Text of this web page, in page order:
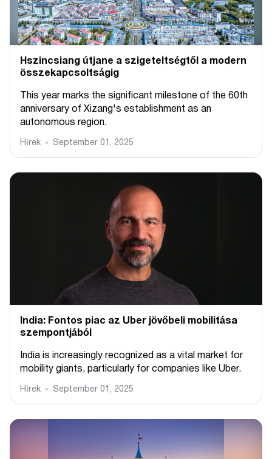
Hszincsiang útjane a szigeteltségtől a modern
összekapcsoltságig
This year marks the significant milestone of the 60th
anniversary of Xizang's establishment as an
autonomous region.
Hírek September 01, 2025
India: Fontos piac az Uber jövőbeli mobilitása
szempontjából
India is increasingly recognized as a vital market for
mobility giants, particularly for companies like Uber.
Hírek September 01, 2025